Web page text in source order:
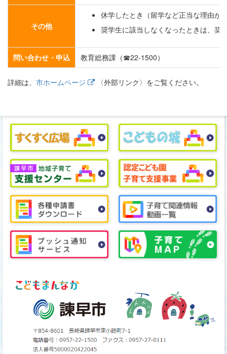
その他
休学したとき（留学など正当な理由が
奨学生に該当しなくなったときは、奨
問い合わせ・申込 教育総務課（☎22-1500）
詳細は、 市ホームページ 〈外部リンク〉をご覧ください。